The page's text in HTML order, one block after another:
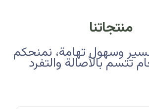
منتجاتنا
وسهول تهامة، نمنحكم
تتسم بالأصالة والتفرد